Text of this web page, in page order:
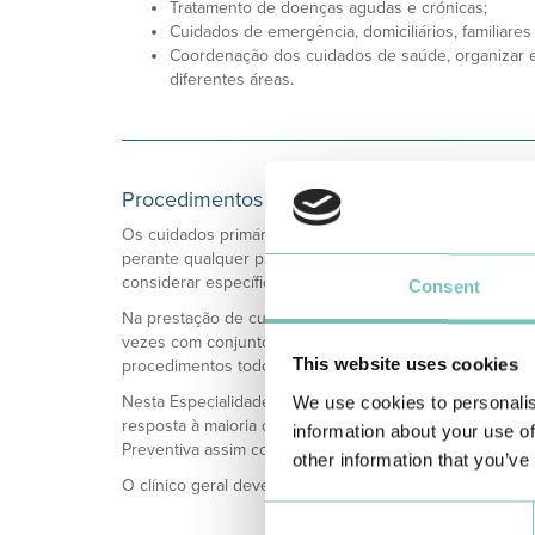
Consent
This website uses cookies
We use cookies to
information about your use
other information that
Tratamento de doenças agudas e crónicas;
Cuidados de emergência, domiciliários,
Coordenação dos cuidados de saúde,
diferentes áreas.
Procedimentos da Especialidade
Os cuidados primários são globais e envolvem a
perante qualquer problema apresentado pelo doente.
considerar específicos da MGF.
Na prestação de cuidados primários vêem-se muitas
vezes com conjuntos de problemas, em lugar de
procedimentos todos possíveis de realizar na CUF |
Nesta Especialidade Médica, o indivíduo é observado
resposta à maioria dos problemas de saúde primária,
Preventiva assim como compreender a dinâmica
O clínico geral deverá ser capaz de realizar uma